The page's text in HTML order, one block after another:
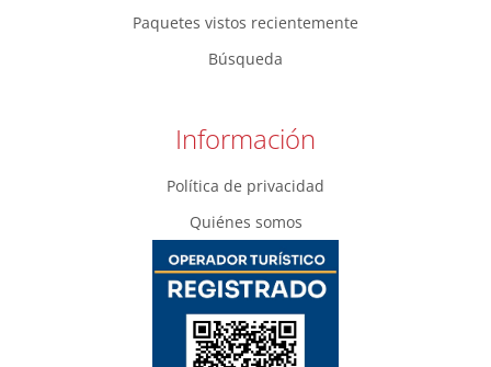
Paquetes vistos recientemente
Búsqueda
Información
Política de privacidad
Quiénes somos